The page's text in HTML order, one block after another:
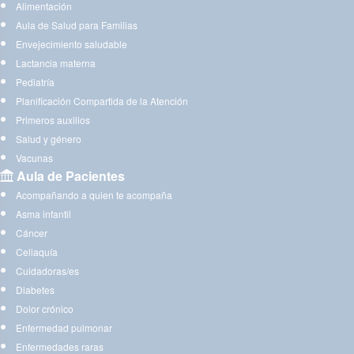
Alimentación
Aula de Salud para Familias
Envejecimiento saludable
Lactancia materna
Pediatría
Planificación Compartida de la Atención
Primeros auxilios
Salud y género
Vacunas
Aula de Pacientes
Acompañando a quien te acompaña
Asma infantil
Cáncer
Celiaquía
Cuidadoras/es
Diabetes
Dolor crónico
Enfermedad pulmonar
Enfermedades raras